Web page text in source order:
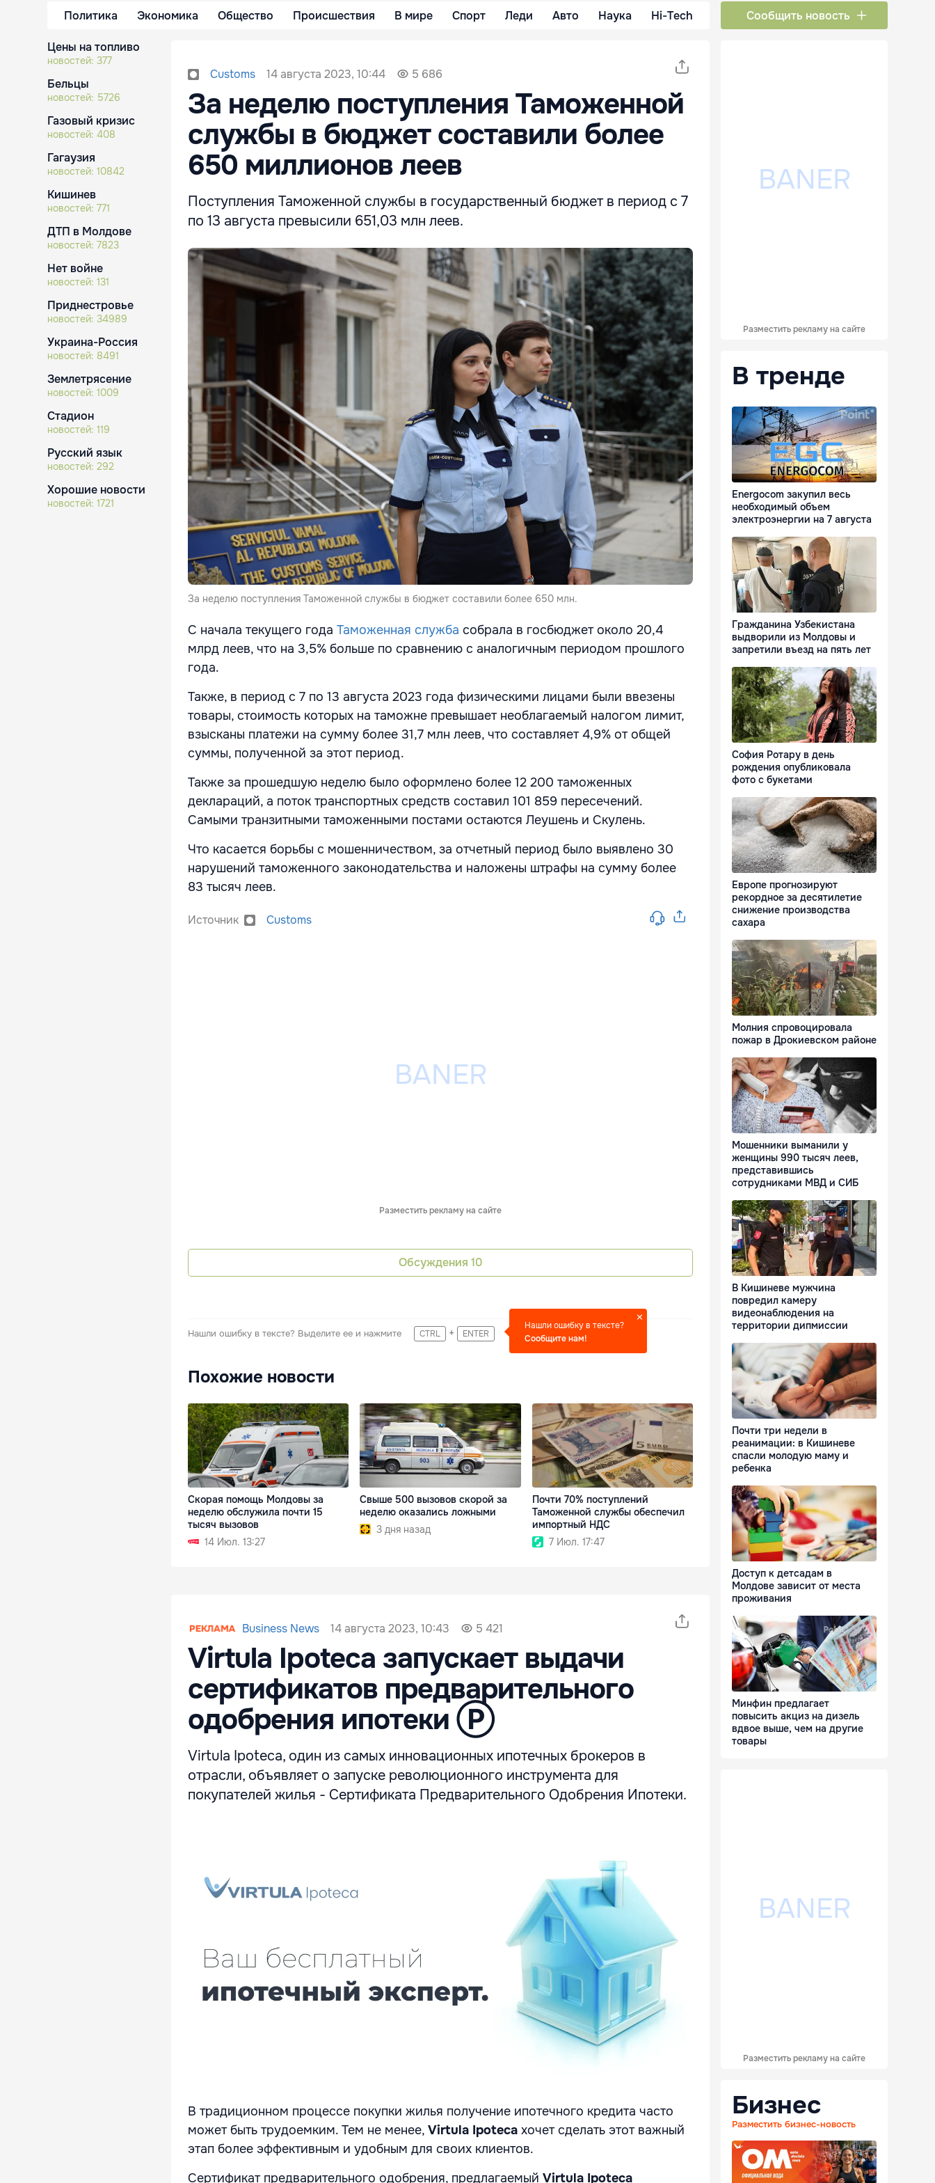
Политика Экономика Общество Происшествия В мире Спорт Леди Авто Наука Hi-Tech Сообщить новость
Цены на топливо
новостей: 377
Бельцы
новостей: 5726
Газовый кризис
новостей: 408
Гагаузия
новостей: 10842
Кишинев
новостей: 771
ДТП в Молдове
новостей: 7823
Нет войне
новостей: 131
Приднестровье
новостей: 34989
Украина-Россия
новостей: 8491
Землетрясение
новостей: 1009
Стадион
новостей: 119
Русский язык
новостей: 292
Хорошие новости
новостей: 1721
Customs 14 августа 2023, 10:44 5 686
За неделю поступления Таможенной
службы в бюджет составили более
650 миллионов леев
Поступления Таможенной службы в государственный бюджет в период с 7
по 13 августа превысили 651,03 млн леев.
За неделю поступления Таможенной службы в бюджет составили более 650 млн.
С начала текущего года Таможенная служба собрала в госбюджет около 20,4
млрд леев, что на 3,5% больше по сравнению с аналогичным периодом прошлого
года.
Также, в период с 7 по 13 августа 2023 года физическими лицами были ввезены
товары, стоимость которых на таможне превышает необлагаемый налогом лимит,
взысканы платежи на сумму более 31,7 млн леев, что составляет 4,9% от общей
суммы, полученной за этот период.
Также за прошедшую неделю было оформлено более 12 200 таможенных
деклараций, а поток транспортных средств составил 101 859 пересечений.
Самыми транзитными таможенными постами остаются Леушень и Скулень.
Что касается борьбы с мошенничеством, за отчетный период было выявлено 30
нарушений таможенного законодательства и наложены штрафы на сумму более
83 тысяч леев.
Источник Customs
Разместить рекламу на сайте
Обсуждения 10
Нашли ошибку в тексте? Выделите ее и нажмите CTRL + ENTER
Нашли ошибку в тексте?
Сообщите нам!
Похожие новости
Скорая помощь Молдовы за
неделю обслужила почти 15
тысяч вызовов
14 Июл. 13:27
Свыше 500 вызовов скорой за
неделю оказались ложными
3 дня назад
Почти 70% поступлений
Таможенной службы обеспечил
импортный НДС
7 Июл. 17:47
Business News 14 августа 2023, 10:43 5 421
Virtula Ipoteca запускает выдачи
сертификатов предварительного
одобрения ипотеки Ⓟ
Virtula Ipoteca, один из самых инновационных ипотечных брокеров в
отрасли, объявляет о запуске революционного инструмента для
покупателей жилья - Сертификата Предварительного Одобрения Ипотеки.
В традиционном процессе покупки жилья получение ипотечного кредита часто
может быть трудоемким. Тем не менее, Virtula Ipoteca хочет сделать этот важный
этап более эффективным и удобным для своих клиентов.
Сертификат предварительного одобрения, предлагаемый Virtula Ipoteca
Разместить рекламу на сайте
В тренде
Energocom закупил весь
необходимый объем
электроэнергии на 7 августа
Гражданина Узбекистана
выдворили из Молдовы и
запретили въезд на пять лет
София Ротару в день
рождения опубликовала
фото с букетами
Европе прогнозируют
рекордное за десятилетие
снижение производства
сахара
Молния спровоцировала
пожар в Дрокиевском районе
Мошенники выманили у
женщины 990 тысяч леев,
представившись
сотрудниками МВД и СИБ
В Кишиневе мужчина
повредил камеру
видеонаблюдения на
территории дипмиссии
Почти три недели в
реанимации: в Кишиневе
спасли молодую маму и
ребенка
Доступ к детсадам в
Молдове зависит от места
проживания
Минфин предлагает
повысить акциз на дизель
вдвое выше, чем на другие
товары
Разместить рекламу на сайте
Бизнес
Разместить бизнес-новость